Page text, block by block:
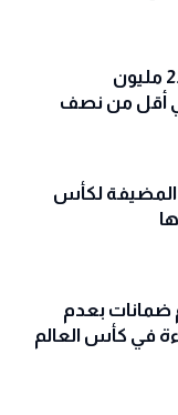
متحدث الأمم المتحدة: 2.1 مليون
أقل من نصف
المضيفة لكأس
ضمانات بعدم
في كأس العالم